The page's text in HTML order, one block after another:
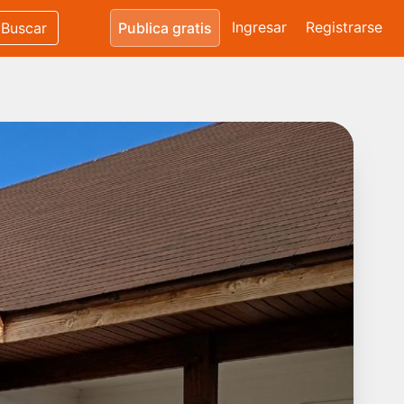
Buscar Publica gratis Ingresar Registrarse